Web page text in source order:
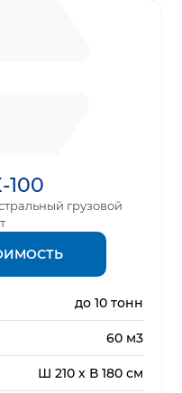
100
грузовой
до 10 тонн
60 м3
Ш 210 х В 180 см